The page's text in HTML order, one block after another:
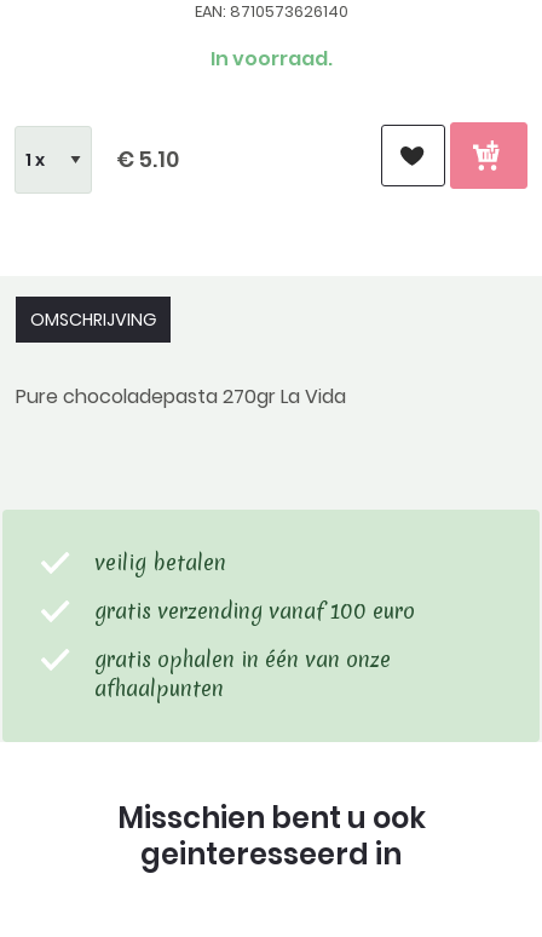
EAN: 8710573626140
In voorraad.
€ 5.10
OMSCHRIJVING
Pure chocoladepasta 270gr La Vida
veilig betalen
gratis verzending vanaf 100 euro
gratis ophalen in één van onze
afhaalpunten
Misschien bent u ook
geinteresseerd in